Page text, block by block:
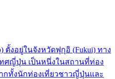
ตั้งอยู่ในจังหวัดฟุกุอิ (Fukui) ทาง
ศญี่ปุ่น เป็นหนึ่งในสถานที่ท่อง
กทั้งนักท่องเที่ยวชาวญี่ปุ่นและ